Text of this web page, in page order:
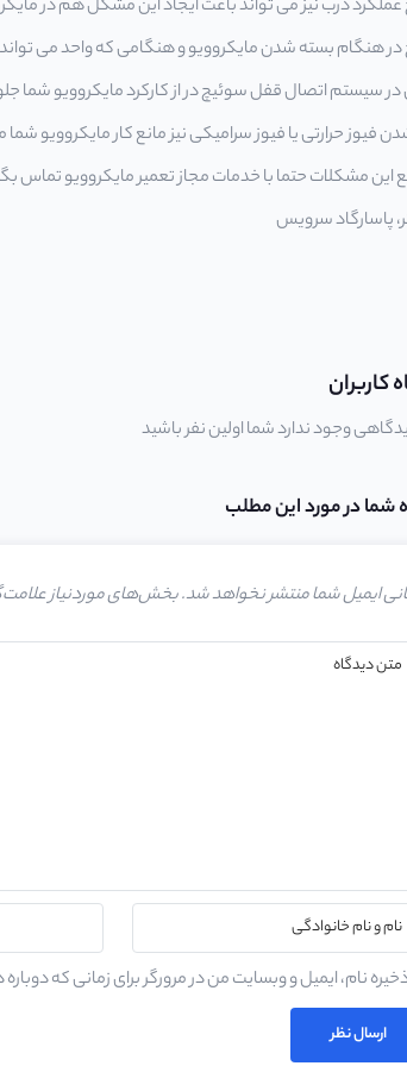
درب نیز می تواند باعث ایجاد این مشکل هم در
هنگام بسته شدن مایکروویو و هنگامی که واحد می
سیستم اتصال قفل سوئیچ در از کارکرد مایکروویو شما
فیوز حرارتی یا فیوز سرامیکی نیز مانع کار مایکروویو
این مشکلات حتما با خدمات مجازتعمیر مایکروویوتماس
پاسارگاد سرویس
کاربران
وجود ندارد شما اولین نفر باشید
شما در مورد این مطلب
ایمیل شما منتشر نخواهد شد.بخش‌های موردنیاز
نام، ایمیل و وبسایت من در مرورگر برای زمانی که